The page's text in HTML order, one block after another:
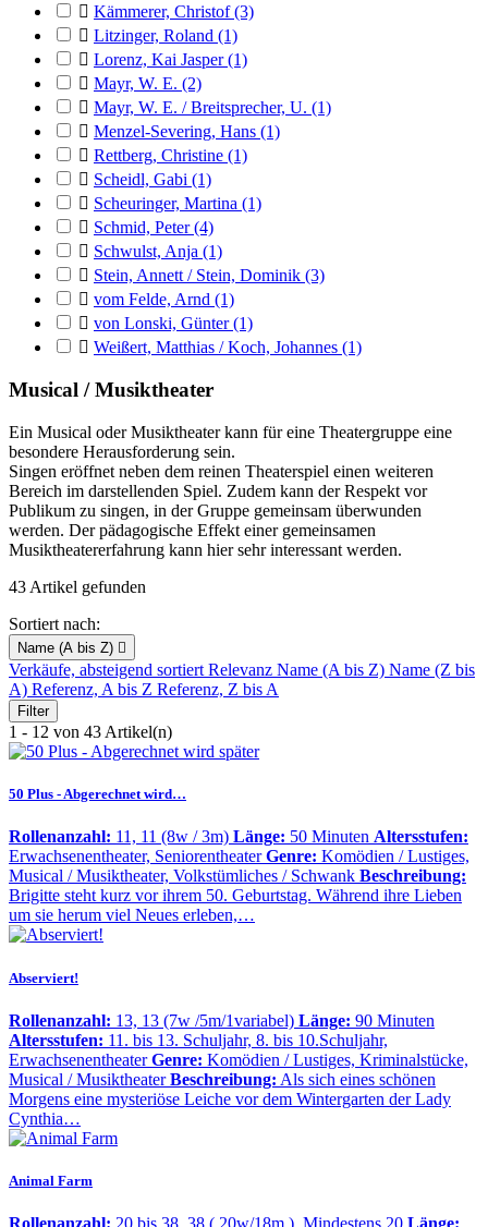
 Kämmerer, Christof(3)
 Litzinger, Roland (1)
 Lorenz, Kai Jasper(1)
 Mayr, W. E. (2)
 Mayr, W. E. / Breitsprecher, U. (1)
 Menzel-Severing, Hans (1)
 Rettberg, Christine (1)
 Scheidl, Gabi (1)
 Scheuringer, Martina (1)
 Schmid, Peter(4)
 Schwulst, Anja (1)
 Stein, Annett / Stein, Dominik (3)
 vom Felde, Arnd (1)
 von Lonski, Günter(1)
 Weißert, Matthias / Koch, Johannes (1)
Musical / Musiktheater
Ein Musical oder Musiktheater kann für eine Theatergruppe eine
besondere Herausforderung sein.
Singen eröffnet neben dem reinen Theaterspiel einen weiteren
Bereich im darstellenden Spiel. Zudem kann der Respekt vor
Publikum zu singen, in der Gruppe gemeinsam überwunden
werden. Der pädagogische Effekt einer gemeinsamen
Musiktheatererfahrung kann hier sehr interessant werden.
43 Artikel gefunden
Sortiert nach:
Name (A bis Z) 
Verkäufe, absteigend sortiert Relevanz Name (A bis Z) Name (Z bis
A) Referenz, A bis Z Referenz, Z bis A
Filter
1 - 12 von 43 Artikel(n)
50 Plus - Abgerechnet wird…
Rollenanzahl: 11, 11 (8w / 3m) Länge: 50 Minuten Altersstufen:
Erwachsenentheater, Seniorentheater Genre: Komödien / Lustiges,
Musical / Musiktheater, Volkstümliches / Schwank Beschreibung:
Brigitte steht kurz vor ihrem 50. Geburtstag. Während ihre Lieben
um sie herum viel Neues erleben,…
Abserviert!
Rollenanzahl: 13, 13 (7w /5m/1variabel) Länge: 90 Minuten
Altersstufen: 11. bis 13. Schuljahr, 8. bis 10.Schuljahr,
Erwachsenentheater Genre: Komödien / Lustiges, Kriminalstücke,
Musical / Musiktheater Beschreibung: Als sich eines schönen
Morgens eine mysteriöse Leiche vor dem Wintergarten der Lady
Cynthia…
Animal Farm
Rollenanzahl: 20 bis 38, 38 ( 20w/18m ). Mindestens 20 Länge: